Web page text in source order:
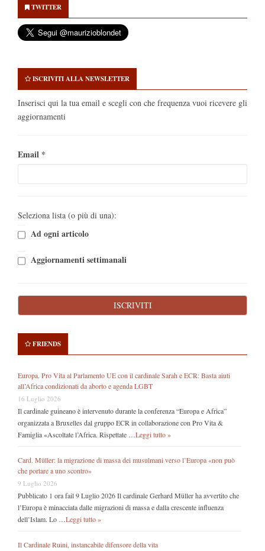
Sidebar
TWITTER
ISCRIVITI ALLA NEWSLETTER
Inserisci qui la tua email e scegli con che frequenza vuoi ricevere gli
aggiornamenti
Email *
Seleziona lista (o più di una):
Ad ogni articolo
Aggiornamenti settimanali
FRIENDS
Europa. Pro Vita al Parlamento UE con il cardinale Sarah e ECR: Basta aiuti
all’Africa condizionati da aborto e agenda LGBT
16 Luglio 2026
Il cardinale guineano è intervenuto durante la conferenza “Europa e Africa”
organizzata a Bruxelles dal gruppo ECR in collaborazione con Pro Vita &
Famiglia «Ascoltate l’Africa. Rispettate … Leggi tutto »
Card. Müller: la migrazione di massa dei musulmani verso l’Europa «non può
che portare a uno scontro»
9 Luglio 2026
Pubblicato 1 ora fail 9 Luglio 2026 Il cardinale Gerhard Müller ha avvertito che
l’Europa è minacciata dalle migrazioni di massa e dalla crescente influenza
dell’Islam. Lo … Leggi tutto »
Il Cardinale Ruini, instancabile difensore della vita